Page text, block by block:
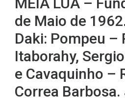
de Maio de
Daki: Pompeu –
Itaborahy,
e Cavaquinho –
Correa